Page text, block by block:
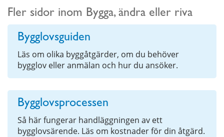
Fler sidor inom Bygga, ändra eller riva
Bygglovsguiden
Läs om olika byggåtgärder, om du behöver
bygglov eller anmälan och hur du ansöker.
Bygglovsprocessen
Så här fungerar handläggningen av ett
bygglovsärende. Läs om kostnader för din åtgärd.